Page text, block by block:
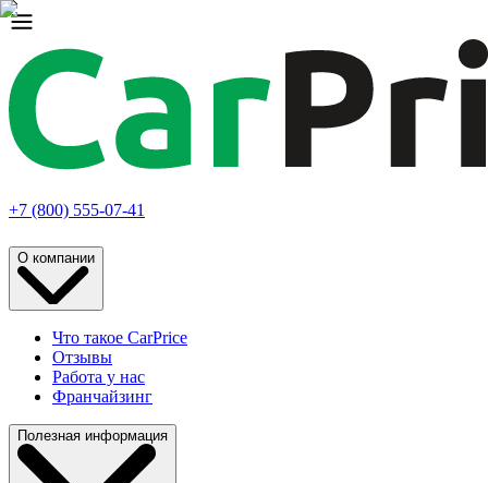
+7 (800) 555-07-41
О компании
Что такое CarPrice
Отзывы
Работа у нас
Франчайзинг
Полезная информация